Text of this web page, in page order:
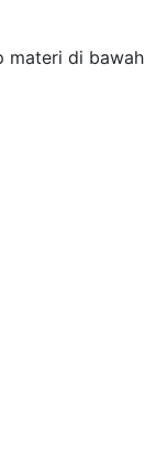
materi di